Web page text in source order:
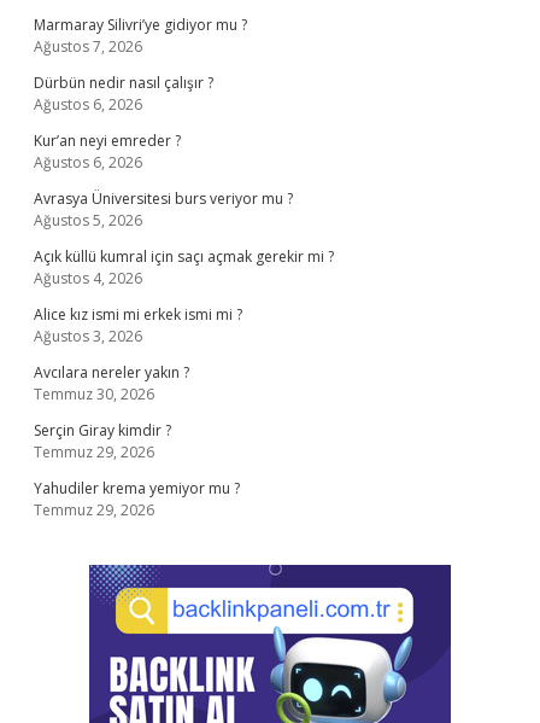
Marmaray Silivri’ye gidiyor mu ?
Ağustos 7, 2026
Dürbün nedir nasıl çalışır ?
Ağustos 6, 2026
Kur’an neyi emreder ?
Ağustos 6, 2026
Avrasya Üniversitesi burs veriyor mu ?
Ağustos 5, 2026
Açık küllü kumral için saçı açmak gerekir mi ?
Ağustos 4, 2026
Alice kız ismi mi erkek ismi mi ?
Ağustos 3, 2026
Avcılara nereler yakın ?
Temmuz 30, 2026
Serçin Giray kimdir ?
Temmuz 29, 2026
Yahudiler krema yemiyor mu ?
Temmuz 29, 2026